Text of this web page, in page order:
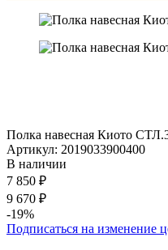
Полка навесная Киото
Артикул: 2019033900400
В наличии
7 850 ₽
9 670 ₽
-19%
Подписаться на изменение